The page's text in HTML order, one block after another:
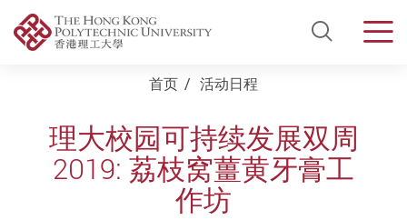
Open
首页 活动日程
理大校园可持续发展双周
2019: 荔枝窝薑黄牙膏工
作坊